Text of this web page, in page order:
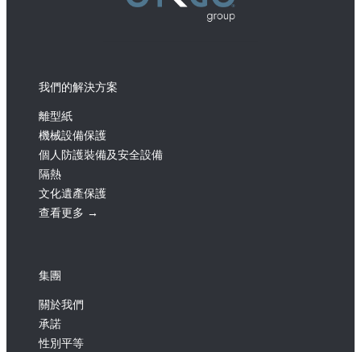
我們的解決方案
離型紙
機械設備保護
個人防護裝備及安全設備
隔熱
文化遺產保護
查看更多 →
集團
關於我們
承諾
性別平等